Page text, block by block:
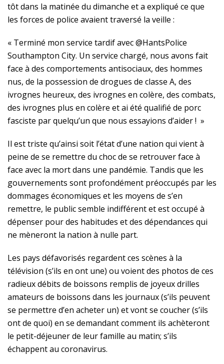
tôt dans la matinée du dimanche et a expliqué ce que
les forces de police avaient traversé la veille :
« Terminé mon service tardif avec @HantsPolice
Southampton City. Un service chargé, nous avons fait
face à des comportements antisociaux, des hommes
nus, de la possession de drogues de classe A, des
ivrognes heureux, des ivrognes en colère, des combats,
des ivrognes plus en colère et ai été qualifié de porc
fasciste par quelqu’un que nous essayions d’aider ! »
Il est triste qu’ainsi soit l’état d’une nation qui vient à
peine de se remettre du choc de se retrouver face à
face avec la mort dans une pandémie. Tandis que les
gouvernements sont profondément préoccupés par les
dommages économiques et les moyens de s’en
remettre, le public semble indifférent et est occupé à
dépenser pour des habitudes et des dépendances qui
ne mèneront la nation à nulle part.
Les pays défavorisés regardent ces scènes à la
télévision (s’ils en ont une) ou voient des photos de ces
radieux débits de boissons remplis de joyeux drilles
amateurs de boissons dans les journaux (s’ils peuvent
se permettre d’en acheter un) et vont se coucher (s’ils
ont de quoi) en se demandant comment ils achèteront
le petit-déjeuner de leur famille au matin; s’ils
échappent au coronavirus.